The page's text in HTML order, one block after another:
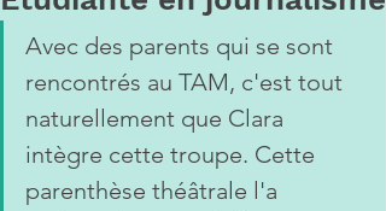
Avec des parents qui se sont
rencontrés au TAM, c'est tout
naturellement que Clara
intègre cette troupe. Cette
parenthèse théâtrale l'a